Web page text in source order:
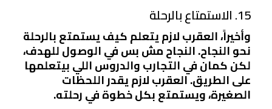
15. الاستمتاع بالرحلة
وأخيراً، العقرب لازم يتعلم كيف يستمتع بالرحلة
نحو النجاح. النجاح مش بس في الوصول للهدف،
لكن كمان في التجارب والدروس اللي بيتعلمها
على الطريق. العقرب لازم يقدر اللحظات
الصغيرة، ويستمتع بكل خطوة في رحلته.